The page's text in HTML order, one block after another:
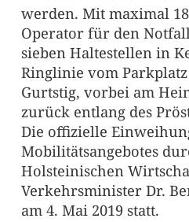
werden. Mit maximal
Operator für den
sieben Haltestellen in
Ringlinie vom
Gurtstig, vorbei am
zurück entlang des
Die offizielle
Mobilitätsangebotes
Holsteinischen
Verkehrsminister Dr.
am 4. Mai 2019 statt.